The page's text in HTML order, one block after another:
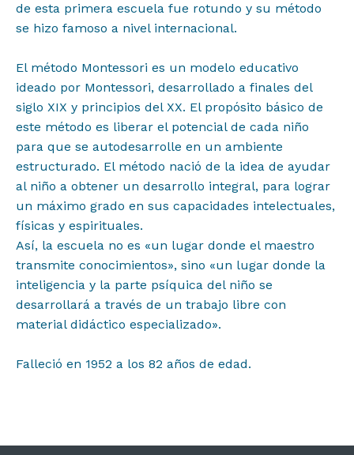
de esta primera escuela fue rotundo y su método
se hizo famoso a nivel internacional.⁣⁣
El método Montessori es un modelo educativo
ideado por Montessori, desarrollado a finales del
siglo XIX y principios del XX. El propósito básico de
este método es liberar el potencial de cada niño
para que se autodesarrolle en un ambiente
estructurado. El método nació de la idea de ayudar
al niño a obtener un desarrollo integral, para lograr
un máximo grado en sus capacidades intelectuales,
físicas y espirituales.⁣
Así, la escuela no es «un lugar donde el maestro
transmite conocimientos», sino «un lugar donde la
inteligencia y la parte psíquica del niño se
desarrollará a través de un trabajo libre con
material didáctico especializado».⁣
Falleció en 1952 a los 82 años de edad.⁣
Contacto